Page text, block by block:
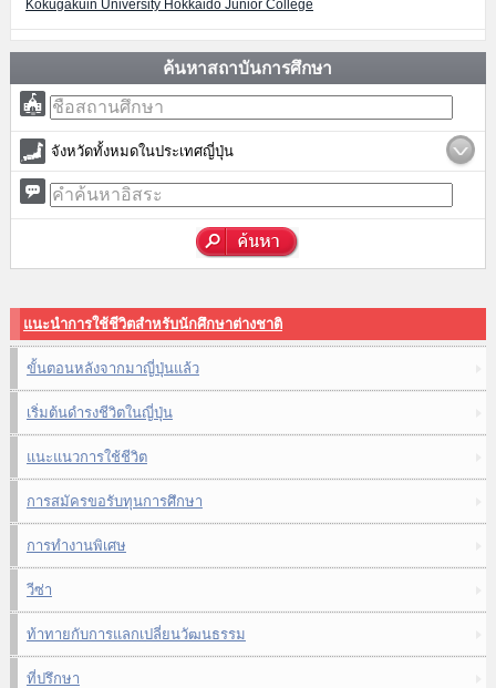
Kokugakuin University Hokkaido Junior College
ค้นหาสถาบันการศึกษา
จังหวัดทั้งหมดในประเทศญี่ปุ่น
แนะนำการใช้ชีวิตสำหรับนักศึกษาต่างชาติ
ขั้นตอนหลังจากมาญี่ปุ่นแล้ว
เริ่มต้นดำรงชีวิตในญี่ปุ่น
แนะแนวการใช้ชีวิต
การสมัครขอรับทุนการศึกษา
การทำงานพิเศษ
วีซ่า
ท้าทายกับการแลกเปลี่ยนวัฒนธรรม
ที่ปรึกษา